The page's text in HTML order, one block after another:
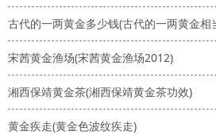
古代的一两黄金多少钱(古代的一两黄金相
宋茜黄金渔场(宋茜黄金渔场2012)
湘西保靖黄金茶(湘西保靖黄金茶功效)
黄金疾走(黄金色波纹疾走)